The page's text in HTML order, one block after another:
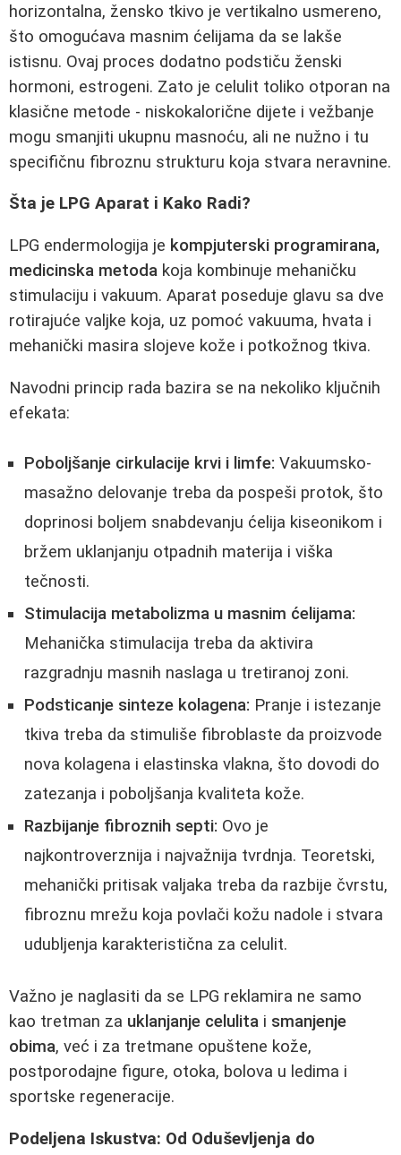
horizontalna, žensko tkivo je vertikalno usmereno,
što omogućava masnim ćelijama da se lakše
istisnu. Ovaj proces dodatno podstiču ženski
hormoni, estrogeni. Zato je celulit toliko otporan na
klasične metode - niskokalorične dijete i vežbanje
mogu smanjiti ukupnu masnoću, ali ne nužno i tu
specifičnu fibroznu strukturu koja stvara neravnine.
Šta je LPG Aparat i Kako Radi?
LPG endermologija je kompjuterski programirana,
medicinska metoda koja kombinuje mehaničku
stimulaciju i vakuum. Aparat poseduje glavu sa dve
rotirajuće valjke koja, uz pomoć vakuuma, hvata i
mehanički masira slojeve kože i potkožnog tkiva.
Navodni princip rada bazira se na nekoliko ključnih
efekata:
Poboljšanje cirkulacije krvi i limfe: Vakuumsko-
masažno delovanje treba da pospeši protok, što
doprinosi boljem snabdevanju ćelija kiseonikom i
bržem uklanjanju otpadnih materija i viška
tečnosti.
Stimulacija metabolizma u masnim ćelijama:
Mehanička stimulacija treba da aktivira
razgradnju masnih naslaga u tretiranoj zoni.
Podsticanje sinteze kolagena: Pranje i istezanje
tkiva treba da stimuliše fibroblaste da proizvode
nova kolagena i elastinska vlakna, što dovodi do
zatezanja i poboljšanja kvaliteta kože.
Razbijanje fibroznih septi: Ovo je
najkontroverznija i najvažnija tvrdnja. Teoretski,
mehanički pritisak valjaka treba da razbije čvrstu,
fibroznu mrežu koja povlači kožu nadole i stvara
udubljenja karakteristična za celulit.
Važno je naglasiti da se LPG reklamira ne samo
kao tretman za uklanjanje celulita i smanjenje
obima, već i za tretmane opuštene kože,
postporodajne figure, otoka, bolova u ledima i
sportske regeneracije.
Podeljena Iskustva: Od Oduševljenja do